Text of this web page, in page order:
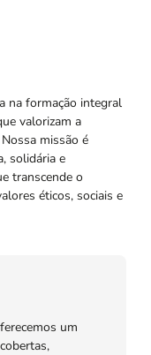
na formação integral
valorizam a
missão é
solidária e
transcende o
éticos, sociais e
um